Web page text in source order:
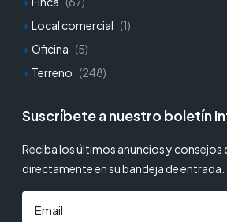
Local comercial (1)
Oficina (5)
Terreno (248)
Suscríbete a nuestro boletín
Reciba los últimos anuncios y consejos
directamente en su bandeja de entrada.